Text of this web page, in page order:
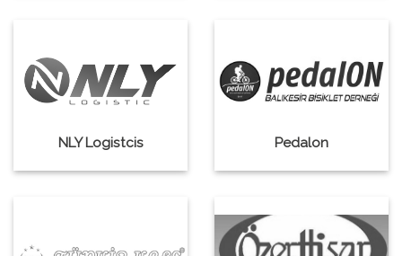
NLY Logistcis Pedalon